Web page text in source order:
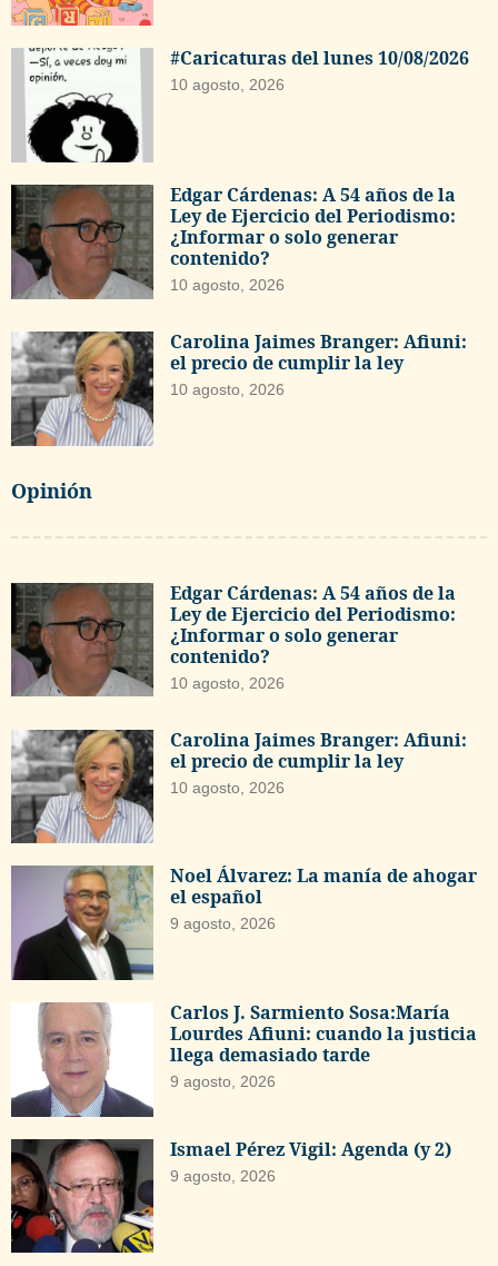
#Caricaturas del lunes 10/08/2026
10 agosto, 2026
Edgar Cárdenas: A 54 años de la
Ley de Ejercicio del Periodismo:
¿Informar o solo generar
contenido?
10 agosto, 2026
Carolina Jaimes Branger: Afiuni:
el precio de cumplir la ley
10 agosto, 2026
Opinión
Edgar Cárdenas: A 54 años de la
Ley de Ejercicio del Periodismo:
¿Informar o solo generar
contenido?
10 agosto, 2026
Carolina Jaimes Branger: Afiuni:
el precio de cumplir la ley
10 agosto, 2026
Noel Álvarez: La manía de ahogar
el español
9 agosto, 2026
Carlos J. Sarmiento Sosa:María
Lourdes Afiuni: cuando la justicia
llega demasiado tarde
9 agosto, 2026
Ismael Pérez Vigil: Agenda (y 2)
9 agosto, 2026